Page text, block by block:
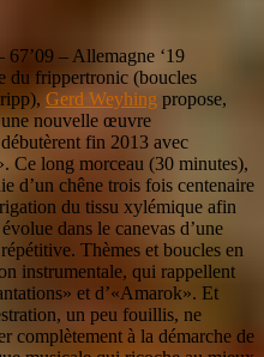
67’09 – Allemagne ‘19
du frippertronic (boucles
Gerd Weyhing propose,
nouvelle œuvre
fin 2013 avec
Ce long morceau (30 minutes),
d’un chêne trois fois centenaire
du tissu xylémique afin
dans le canevas d’une
Thèmes et boucles en
instrumentale, qui rappellent
et d’«Amarok». Et
un peu fouillis, ne
complètement à la démarche de